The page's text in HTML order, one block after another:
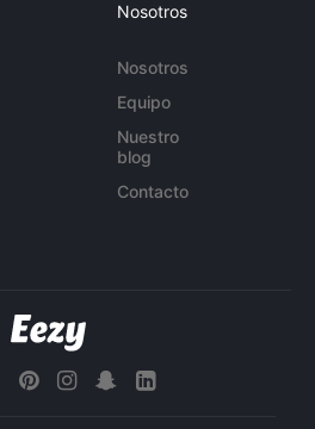
Nosotros
Nosotros
Equipo
Nuestro
blog
Contacto